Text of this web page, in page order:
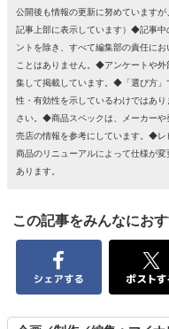
公開後も情報の更新に努めています
記事上部に表示しています）◆記事中
ントを除き、すべて編集部の責任に
ことはありません。◆アンケートや
集して掲載しています。◆「選び方」
性・有効性を示しているわけではあ
さい。◆商品スペックは、メーカー
売店の情報を参考にしています。◆レ
商品のリニューアルによって仕様が
あります。
この記事をみんなにおす